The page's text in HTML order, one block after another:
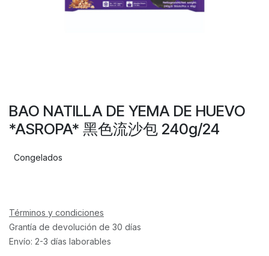
BAO NATILLA DE YEMA DE HUEVO
*ASROPA* 黑色流沙包 240g/24
Congelados
Términos y condiciones
Grantía de devolución de 30 días
Envío: 2-3 días laborables